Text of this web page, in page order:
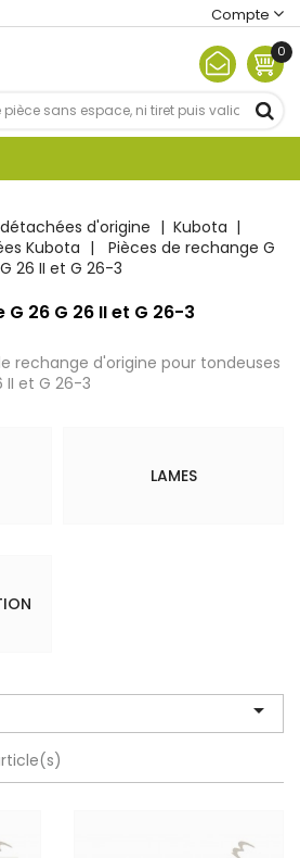
Compte
0
d'origine
Kubota
Kubota
Pièces de rechange G
26 II et G 26-3
26 G 26 II et G 26-3
rechange d'origine pour tondeuses
II et G 26-3
LAMES
